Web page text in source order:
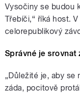
Vysočiny se budou
Třebíči,“ říká host.
celorepublikový
Správné je srovnat
„Důležité je, aby se
záda, pocitově